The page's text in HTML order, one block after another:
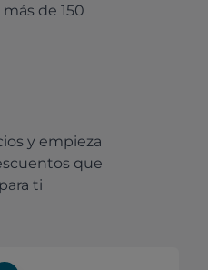
de 150
y empieza
que
ti